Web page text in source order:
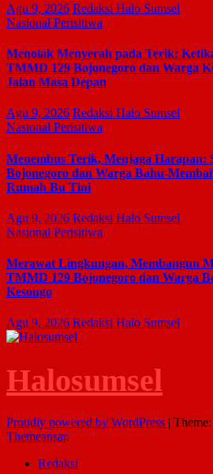
Agu 9, 2026 Redaksi Halo Sumsel
Nasional Perisitiwa
Menolak Menyerah pada Terik:
TMMD 129 Bojonegoro dan Warga
Jalan Masa Depan
Agu 9, 2026 Redaksi Halo Sumsel
Nasional Perisitiwa
Menembus Terik, Menjaga Harapan:
Bojonegoro dan Warga Bahu-
Rumah Bu Tini
Agu 9, 2026 Redaksi Halo Sumsel
Nasional Perisitiwa
Merawat Lingkungan, Membangun
TMMD 129 Bojonegoro dan Warga
Kesongo
Agu 9, 2026 Redaksi Halo Sumsel
Halosumsel
Proudly powered by WordPress |
Themeansar.
Redaksi